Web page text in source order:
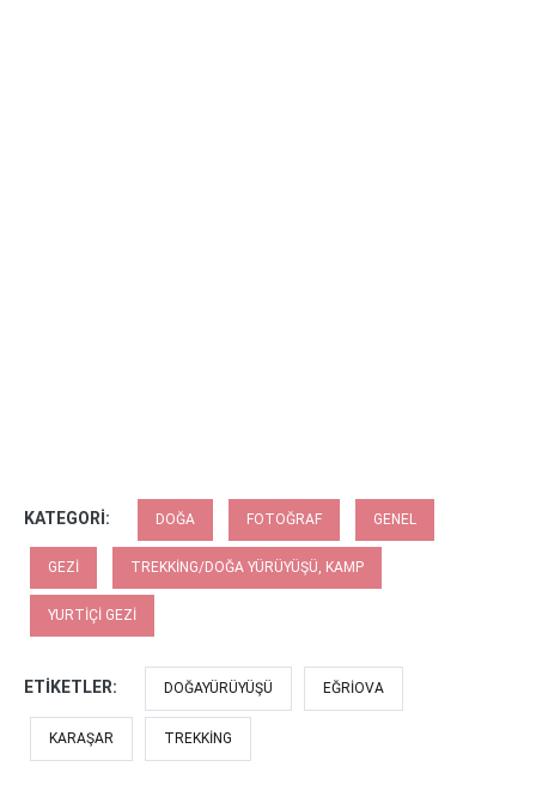
KATEGORI: DOĞA FOTOĞRAF GENEL
GEZI TREKKING/DOĞA YÜRÜYÜŞÜ, KAMP
YURTIÇI GEZI
ETIKETLER: DOĞAYÜRÜYÜŞÜ EĞRIOVA
KARAŞAR TREKKING